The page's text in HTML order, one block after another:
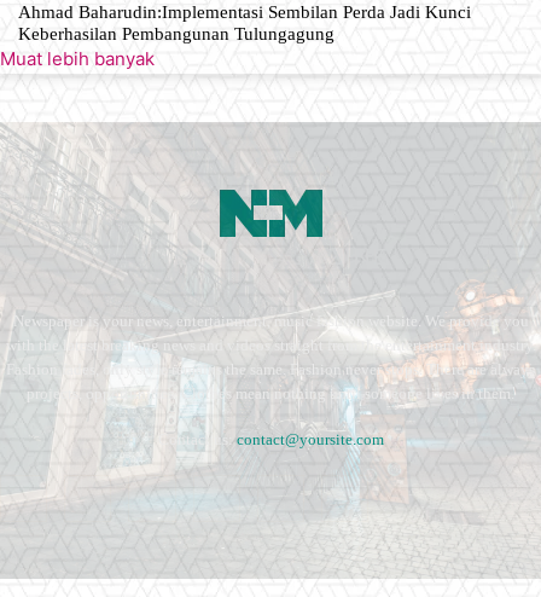
Ahmad Baharudin:Implementasi Sembilan Perda Jadi Kunci
Keberhasilan Pembangunan Tulungagung
Muat lebih banyak
Newspaper is your news, entertainment, music fashion website. We provide you
with the latest breaking news and videos straight from the entertainment industry.
Fashion fades, only style remains the same. Fashion never stops. There are always
projects, opportunities. Clothes mean nothing until someone lives in them.
Contact us:contact@yoursite.com